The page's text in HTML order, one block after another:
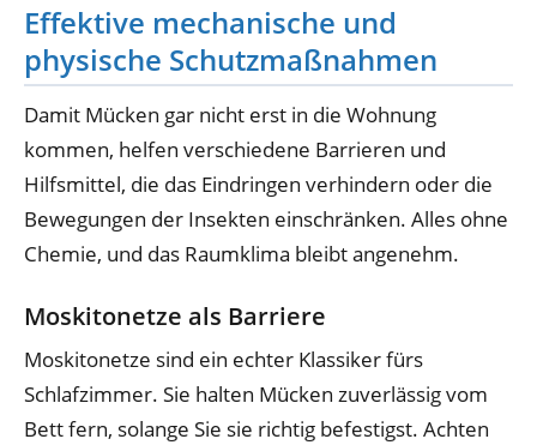
Effektive mechanische und
physische Schutzmaßnahmen
Damit Mücken gar nicht erst in die Wohnung
kommen, helfen verschiedene Barrieren und
Hilfsmittel, die das Eindringen verhindern oder die
Bewegungen der Insekten einschränken. Alles ohne
Chemie, und das Raumklima bleibt angenehm.
Moskitonetze als Barriere
Moskitonetze sind ein echter Klassiker fürs
Schlafzimmer. Sie halten Mücken zuverlässig vom
Bett fern, solange Sie sie richtig befestigst. Achten